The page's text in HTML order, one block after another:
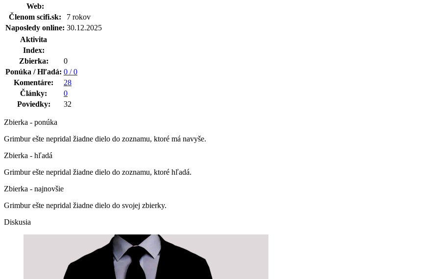
Web:
Členom scifi.sk:
7 rokov
Naposledy online: 30.12.2025
Aktivita
Index:
Zbierka:
0
Ponúka / Hľadá: 0 / 0
Komentáre:
28
Články:
0
Poviedky:
32
Zbierka - ponúka
Grimbur ešte nepridal žiadne dielo do zoznamu, ktoré má navyše.
Zbierka - hľadá
Grimbur ešte nepridal žiadne dielo do zoznamu, ktoré hľadá.
Zbierka - najnovšie
Grimbur ešte nepridal žiadne dielo do svojej zbierky.
Diskusia